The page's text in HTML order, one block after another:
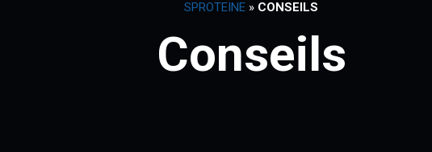
SPROTEINE » CONSEILS
Conseils